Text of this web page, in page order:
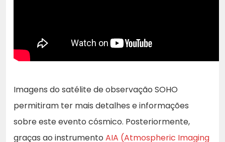
Imagens do satélite de observação SOHO
permitiram ter mais detalhes e informações
sobre este evento cósmico. Posteriormente,
graças ao instrumento AIA (Atmospheric Imaging